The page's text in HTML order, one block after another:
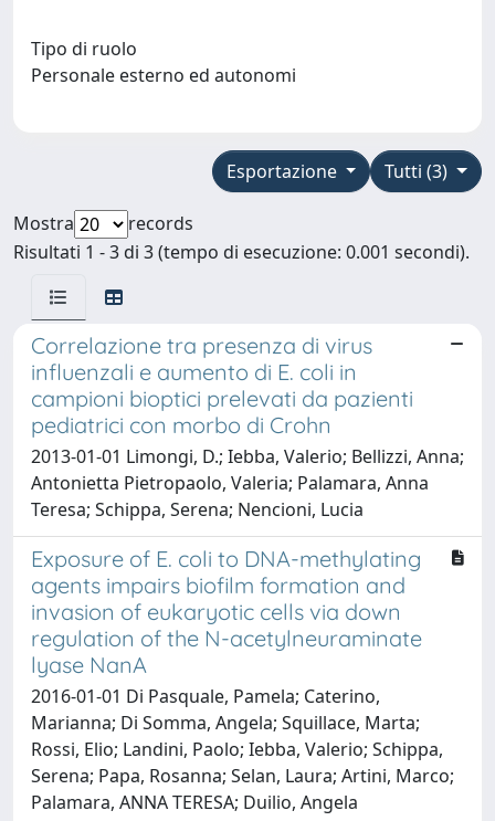
Tipo di ruolo
Personale esterno ed autonomi
Tutti (3)
Esportazione
Mostra
records
Risultati 1 - 3 di 3 (tempo di esecuzione: 0.001 secondi).
Correlazione tra presenza di virus
influenzali e aumento di E. coli in
campioni bioptici prelevati da pazienti
pediatrici con morbo di Crohn
2013-01-01 Limongi, D.; Iebba, Valerio; Bellizzi, Anna;
Antonietta Pietropaolo, Valeria; Palamara, Anna
Teresa; Schippa, Serena; Nencioni, Lucia
Exposure of E. coli to DNA-methylating
agents impairs biofilm formation and
invasion of eukaryotic cells via down
regulation of the N-acetylneuraminate
lyase NanA
2016-01-01 Di Pasquale, Pamela; Caterino,
Marianna; Di Somma, Angela; Squillace, Marta;
Rossi, Elio; Landini, Paolo; Iebba, Valerio; Schippa,
Serena; Papa, Rosanna; Selan, Laura; Artini, Marco;
Palamara, ANNA TERESA; Duilio, Angela